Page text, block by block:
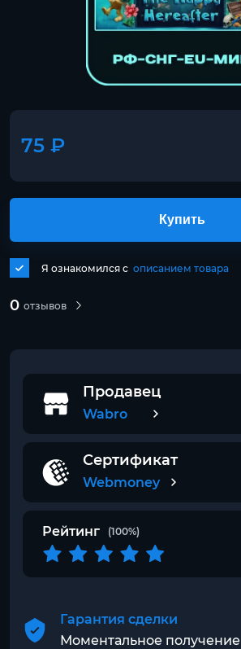
75 ₽
0 отзывов
Я ознакомился с описанием товара
Купить
Продавец
Wabro
Сертификат
Webmoney
Рейтинг (100%)
Гарантия сделки
Моментальное получение